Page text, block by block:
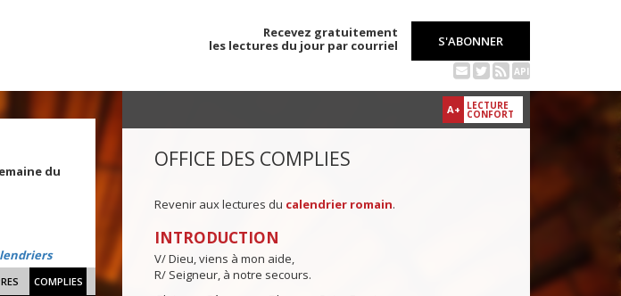
Recevez gratuitement
les lectures du jour par courriel
S'ABONNER
API
du
COMPLIES
A+ LECTURE
CONFORT
OFFICE DES COMPLIES
Revenir aux lectures du calendrier romain.
INTRODUCTION
V/ Dieu, viens à mon aide,
R/ Seigneur, à notre secours.